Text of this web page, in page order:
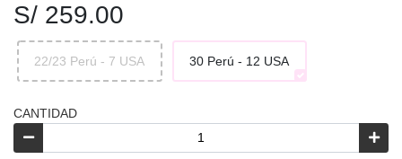
S/ 259.00
22/23 Perú - 7 USA 30 Perú - 12 USA
CANTIDAD